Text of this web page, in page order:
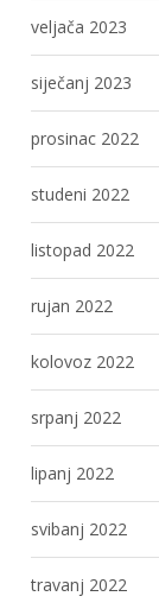
veljača 2023
siječanj 2023
prosinac 2022
studeni 2022
listopad 2022
rujan 2022
kolovoz 2022
srpanj 2022
lipanj 2022
svibanj 2022
travanj 2022